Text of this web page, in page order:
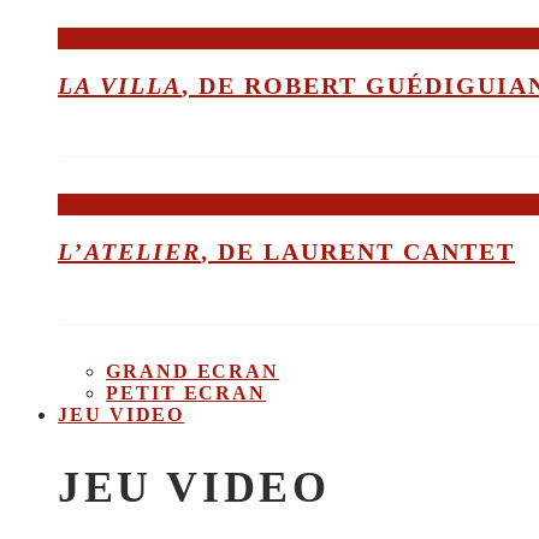
LA VILLA, DE ROBERT
L’ATELIER, DE LAURENT CANTET
GRAND ECRAN
PETIT ECRAN
JEU VIDEO
JEU VIDEO